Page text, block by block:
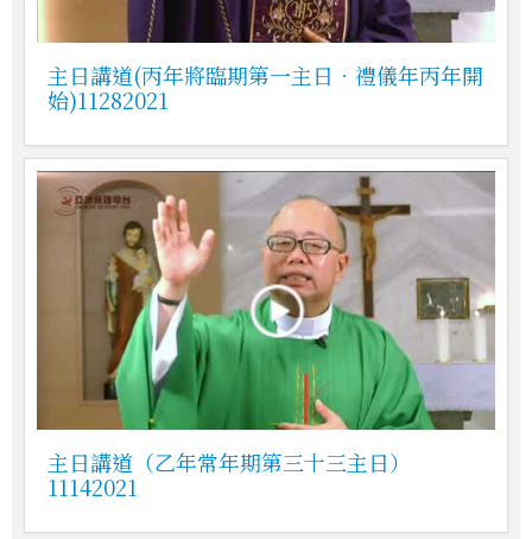
主日講道(丙年將臨期第一主日．禮儀年丙年開
始)11282021
主日講道（乙年常年期第三十三主日）
11142021